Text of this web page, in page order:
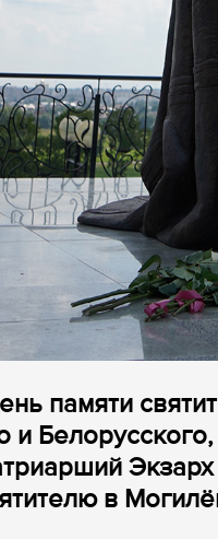
памяти
и
в